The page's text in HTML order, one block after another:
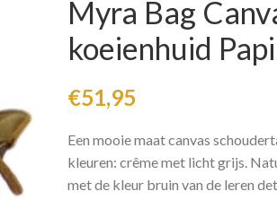
Myra Bag
koeienhuid
€51,95
Een mooie maat canvas
kleuren: crême met licht grijs.
met de kleur bruin van de leren